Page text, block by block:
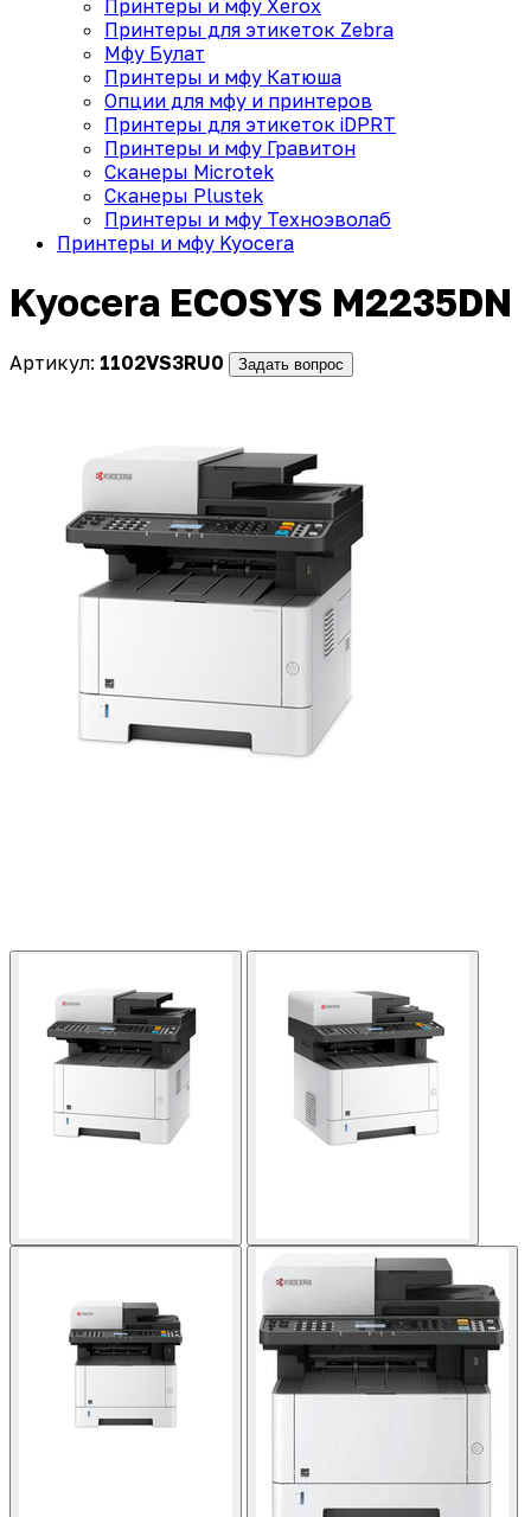
Принтеры и мфу Xerox
Принтеры для этикеток Zebra
Мфу Булат
Принтеры и мфу Катюша
Опции для мфу и принтеров
Принтеры для этикеток iDPRT
Принтеры и мфу Гравитон
Сканеры Microtek
Сканеры Plustek
Принтеры и мфу Техноэволаб
Принтеры и мфу Kyocera
Kyocera ECOSYS M2235DN
Артикул: 1102VS3RU0 Задать вопрос